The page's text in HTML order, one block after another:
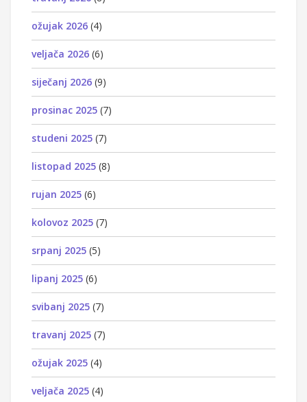
ožujak 2026 (4)
veljača 2026 (6)
siječanj 2026 (9)
prosinac 2025 (7)
studeni 2025 (7)
listopad 2025 (8)
rujan 2025 (6)
kolovoz 2025 (7)
srpanj 2025 (5)
lipanj 2025 (6)
svibanj 2025 (7)
travanj 2025 (7)
ožujak 2025 (4)
veljača 2025 (4)